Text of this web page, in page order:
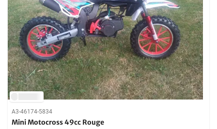
A3-46174-5834
Mini Motocross 49cc Rouge